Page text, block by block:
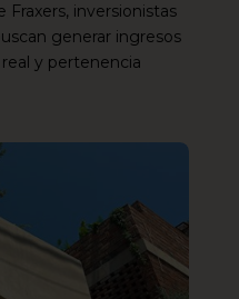
inversionistas
generar ingresos
y pertenencia